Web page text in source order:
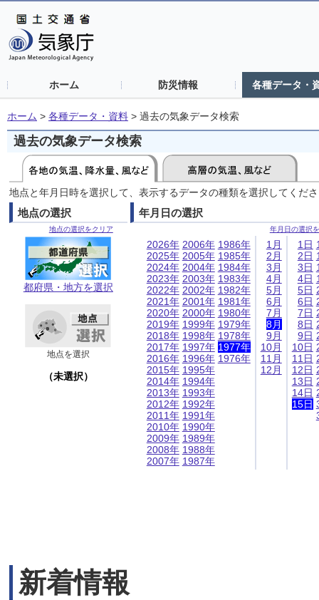
ホーム 防災情報 各種データ・
ホーム > 各種データ・資料 > 過去の気象データ検索
過去の気象データ検索
地点と年月日時を選択して、表示するデータの種類を選択してくだ
地点の選択
地点の選択をクリア
都府県・地方を選択
地点を選択
（未選択）
年月日の選択
年月日の選択
2026年
2025年
2024年
2023年
2022年
2021年
2020年
2019年
2018年
2017年
2016年
2015年
2014年
2013年
2012年
2011年
2010年
2009年
2008年
2007年
2006年
2005年
2004年
2003年
2002年
2001年
2000年
1999年
1998年
1997年
1996年
1995年
1994年
1993年
1992年
1991年
1990年
1989年
1988年
1987年
1986年
1985年
1984年
1983年
1982年
1981年
1980年
1979年
1978年
1977年
1976年
1月
2月
3月
4月
5月
6月
7月
8月
9月
10月
11月
12月
1日
2日
3日
4日
5日
6日
7日
8日
9日
10日
11日
12日
13日
14日
15日
新着情報